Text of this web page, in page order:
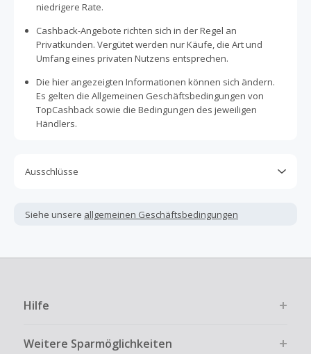
niedrigere Rate.
Cashback-Angebote richten sich in der Regel an
Privatkunden. Vergütet werden nur Käufe, die Art und
Umfang eines privaten Nutzens entsprechen.
Die hier angezeigten Informationen können sich ändern.
Es gelten die Allgemeinen Geschäftsbedingungen von
TopCashback sowie die Bedingungen des jeweiligen
Händlers.
Ausschlüsse
andere Sparprogramme verwendet werden, die nicht
ausdrücklich auf dieser Händlerseite von TopCashback
Kein Cashback für den Kauf von Geschenkgutscheinen
Bezahlvorgang ist nur dann cashbackfähig, wenn dies
ausdrücklich auf der Händlerseite erlaubt ist.
Stornierung, Kündigung eines Abonnements oder Widerruf
Siehe unsere allgemeinen Geschäftsbedingungen
Hilfe
Weitere Sparmöglichkeiten